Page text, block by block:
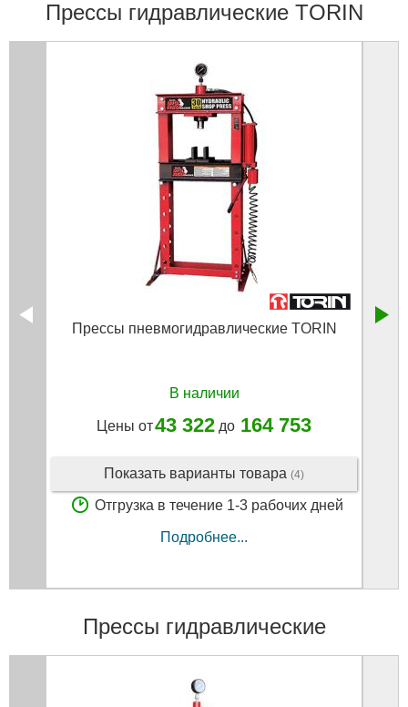
Прессы гидравлические TORIN
Прессы пневмогидравлические TORIN
В наличии
Цены от43 322 до 164 753
Показать варианты товара (4)
Отгрузка в течение 1-3 рабочих дней
Подробнее...
Прессы гидравлические